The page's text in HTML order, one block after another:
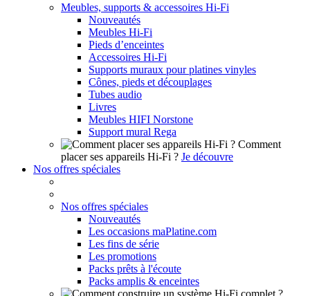
Meubles, supports & accessoires Hi-Fi
Nouveautés
Meubles Hi-Fi
Pieds d’enceintes
Accessoires Hi-Fi
Supports muraux pour platines vinyles
Cônes, pieds et découplages
Tubes audio
Livres
Meubles HIFI Norstone
Support mural Rega
Comment
placer ses appareils Hi-Fi ? Je découvre
Nos offres spéciales
Nos offres spéciales
Nouveautés
Les occasions maPlatine.com
Les fins de série
Les promotions
Packs prêts à l'écoute
Packs amplis & enceintes